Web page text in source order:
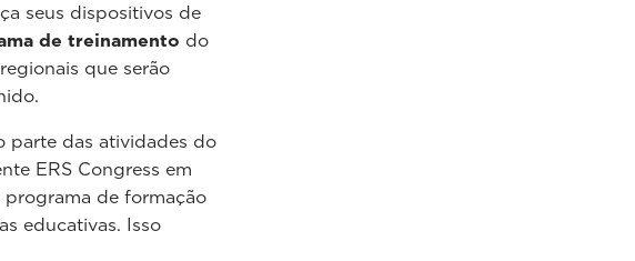
seus dispositivos de
de treinamento do
que serão
parte das atividades do
ERS Congress em
programa de formação
educativas. Isso